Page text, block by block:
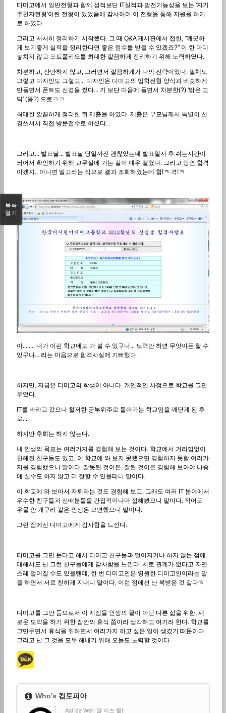
디미고에서 일반전형과 함께 성적보단 IT실적과 발전가능성을 보는 '자기
추천자전형'이란 전형이 있었음에 감사하며 이 전형을 통해 지원을 하기
로 하였다.
그리고 서서히 정리하기 시작했다. 그 때 Q&A 게시판에서 접한, "깨끗하
게 보기좋게 실적을 정리한다면 좋은 점수를 받을 수 있겠죠?" 이 한 마디
놓치지 않고 포트폴리오를 최대한 깔끔하게 정리하기 위해 노력하였다.
차분하고, 산만하지 않고, 그러면서 깔끔하게가 나의 전략이었다. 필체도
그렇고 디자인도 그렇고... 디자인은 디미고의 입학전형 양식과 비슷하게
만들면서 폰트도 신경을 썼다... 기 보단 마음에 들면서 차분한(?) '맑은 고
딕' (응?) 으로ㅋㅋ
최대한 깔끔하게 정리한 뒤 제출을 하였다. 제출은 부모님께서 특별히 신
경쓰셔서 직접 방문접수로 하셨다...
그리고... 발표날... 발표날 당일까진 괜찮았는데 발표일자 후 쉬는시간이
되어서 확인하기 위해 교무실에 가는 길이 매우 떨렸다. 그리고 당연 합격
이겠지.. 아니면 말고라는 식으로 결과 조회하였는데 합!ㅋ 격!ㅋ
아........ 내가 이런 학교에도 가 볼 수 있구나... 노력만 하면 무엇이든 할 수
있구나... 라는 마음으로 합격사실에 기뻐했다.
하지만, 지금은 디미고의 학생이 아니다. 개인적인 사정으로 학교를 그만
두었다.
IT를 바라고 갔으나 철저한 공부위주로 돌아가는 학교임을 깨닫게 된 후
로....
하지만 후회는 하지 않는다.
내 인생의 목표는 여러가지를 경험해 보는 것이다. 학교에서 거리낌없이
친해진 친구들도 있고, 이 학교에 와 보지 못했으면 경험하지 못할 여러가
지를 경험했으니 말이다. 잘못된 것이든, 잘된 것이든 경험해 보아야 나중
에 실수도 하지 않고 더 잘할 수 있을테니 말이다.
이 학교에 와 보아서 자퇴라는 것도 경험해 보고, 그래도 여러 IT 분야에서
우수한 친구들과 선배분들을 간접적이나마 접해봤으니 말이다. 적어도
우물 안 개구리 같은 인생은 모면했으니 말이다.
그런 점에선 디미고에게 감사함을 느낀다.
디미고를 그만 둔다고 해서 디미고 친구들과 멀어지거나 하지 않는 점에
대해서도 난 그런 친구들에게 감사함을 느낀다. 서로 관계가 없다고 자연
스레 멀어질 수도 있을텐데, 한 번 디미고인은 영원한 디미고인이라는 말
을 하면서 서로 친하게 지내니 말이다. 이런 점에선 난 복받은 것 같다ㅎ
디미고를 그만 둠으로서 이 지점을 인생의 끝이 아닌 다른 삶을 위한, 새
로운 도약을 하기 위한 잠깐의 휴식 쯤이라 생각하고 여기려 한다. 학교를
그만두면서 휴식을 취하면서 여러가지 하고 싶은 일이 생겼기 때문이다.
그리고 난 그 것을 모두 해내기 위해 오늘도 노력할 것이다.
Who's 컴토피아
Aal Izz Well! 알 이즈 웰!
목록
열기